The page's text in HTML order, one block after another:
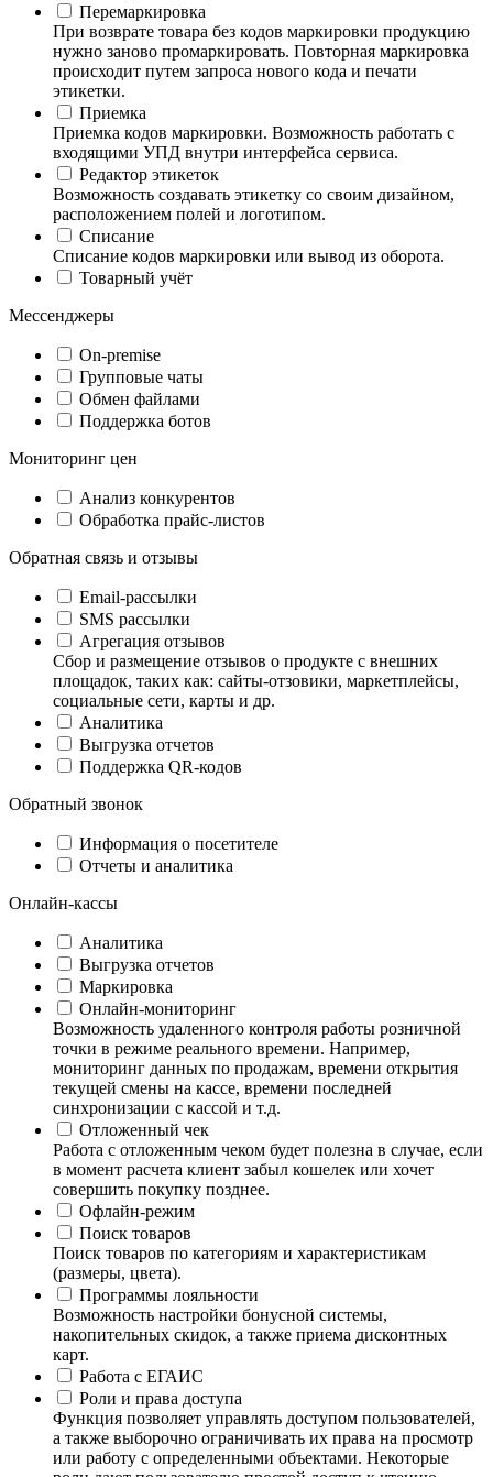
Перемаркировка
При возврате товара без кодов маркировки продукцию
нужно заново промаркировать. Повторная маркировка
происходит путем запроса нового кода и печати
этикетки.
Приемка
Приемка кодов маркировки. Возможность работать с
входящими УПД внутри интерфейса сервиса.
Редактор этикеток
Возможность создавать этикетку со своим дизайном,
расположением полей и логотипом.
Списание
Списание кодов маркировки или вывод из оборота.
Товарный учёт
Мессенджеры
On-premise
Групповые чаты
Обмен файлами
Поддержка ботов
Мониторинг цен
Анализ конкурентов
Обработка прайс-листов
Обратная связь и отзывы
Email-рассылки
SMS рассылки
Агрегация отзывов
Сбор и размещение отзывов о продукте с внешних
площадок, таких как: сайты-отзовики, маркетплейсы,
социальные сети, карты и др.
Аналитика
Выгрузка отчетов
Поддержка QR-кодов
Обратный звонок
Информация о посетителе
Отчеты и аналитика
Онлайн-кассы
Аналитика
Выгрузка отчетов
Маркировка
Онлайн-мониторинг
Возможность удаленного контроля работы розничной
точки в режиме реального времени. Например,
мониторинг данных по продажам, времени открытия
текущей смены на кассе, времени последней
синхронизации с кассой и т.д.
Отложенный чек
Работа с отложенным чеком будет полезна в случае, если
в момент расчета клиент забыл кошелек или хочет
совершить покупку позднее.
Офлайн-режим
Поиск товаров
Поиск товаров по категориям и характеристикам
(размеры, цвета).
Программы лояльности
Возможность настройки бонусной системы,
накопительных скидок, а также приема дисконтных
карт.
Работа с ЕГАИС
Роли и права доступа
Функция позволяет управлять доступом пользователей,
а также выборочно ограничивать их права на просмотр
или работу с определенными объектами. Некоторые